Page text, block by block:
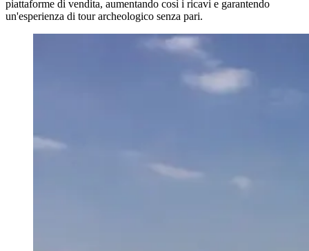
piattaforme di vendita, aumentando così i ricavi e garantendo
un'esperienza di tour archeologico senza pari.